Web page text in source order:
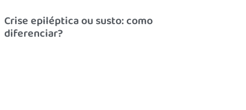
Crise epiléptica ou susto: como
diferenciar?